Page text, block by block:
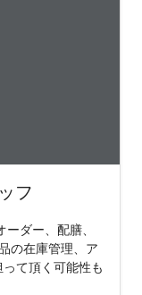
フ
ダー、配膳、
の在庫管理、ア
て頂く可能性も